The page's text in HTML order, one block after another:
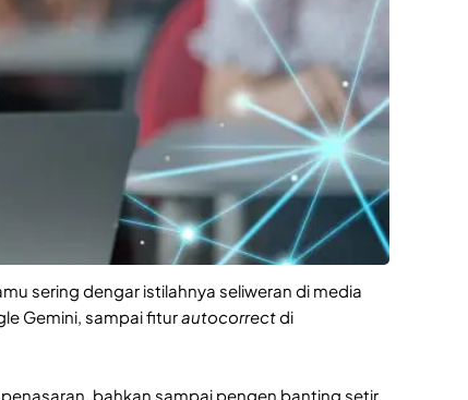
sering dengar istilahnya seliweran di media
Gemini, sampai fiturautocorrectdi
bahkan sampai pengen banting setir